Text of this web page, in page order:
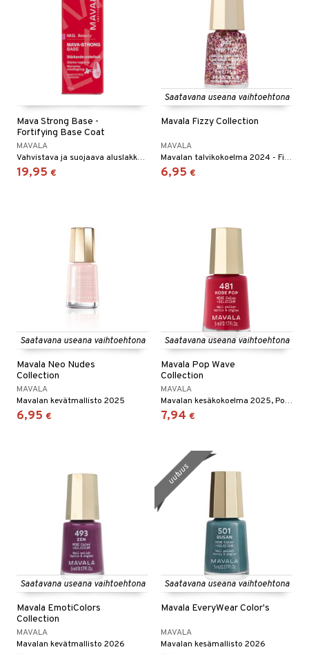
Mava Strong Base -
Fortifying Base Coat
MAVALA
Vahvistava ja suojaava aluslakka, ehkäisee pehmeitä, ohuita ja helposti katkeilevia kynsiä - Mavala
19,95 €
Saatavana useana vaihtoehtona
Mavala Fizzy Collection
MAVALA
Mavalan talvikokoelma 2024 - Fizzy Collection.
6,95 €
Saatavana useana vaihtoehtona
Mavala Neo Nudes
Collection
MAVALA
Mavalan kevätmallisto 2025
6,95 €
Saatavana useana vaihtoehtona
Mavala Pop Wave
Collection
MAVALA
Mavalan kesäkokoelma 2025, Pop Wave Colors
7,94 €
Saatavana useana vaihtoehtona
Mavala EmotiColors
Collection
MAVALA
Mavalan kevätmallisto 2026
Saatavana useana vaihtoehtona
Mavala EveryWear Color's
MAVALA
Mavalan kesämallisto 2026
uutuus